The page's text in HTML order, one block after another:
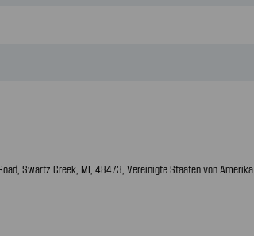
Swartz Creek, MI, 48473, Vereinigte Staaten von Amerika